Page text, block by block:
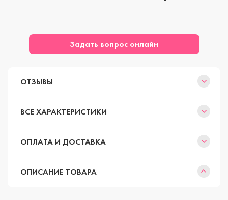
Задать вопрос онлайн
ОТЗЫВЫ
ВСЕ ХАРАКТЕРИСТИКИ
ОПЛАТА И ДОСТАВКА
ОПИСАНИЕ ТОВАРА